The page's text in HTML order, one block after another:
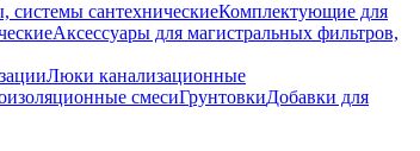
системы сантехническиеКомплектующие для
Аксессуары для магистральных фильтров,
Люки канализационные
смесиГрунтовкиДобавки для